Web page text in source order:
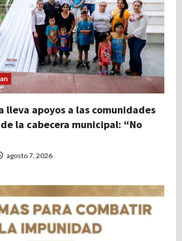
lleva apoyos a las comunidades
la cabecera municipal: “No
agosto 7, 2026